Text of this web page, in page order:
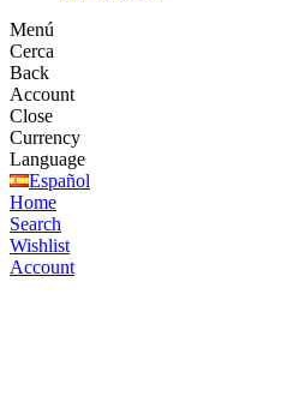
Menú
Cerca
Back
Account
Close
Currency
Language
Español
Home
Search
Wishlist
Account